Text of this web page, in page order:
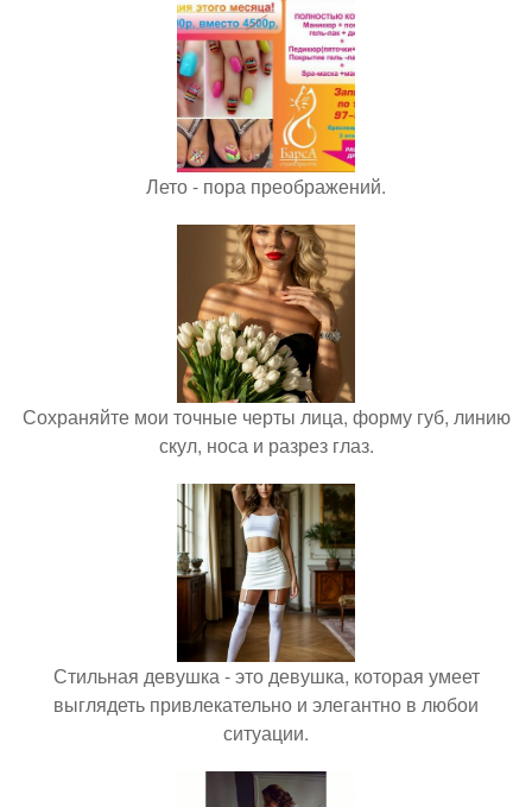
Лето - пора преображений.
Сохраняйте мои точные черты лица, форму губ, линию
скул, носа и разрез глаз.
Стильная девушка - это девушка, которая умеет
выглядеть привлекательно и элегантно в любои
ситуации.